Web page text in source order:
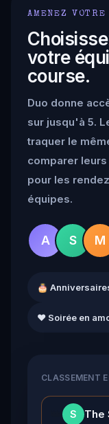
AMENEZ VOTRE
votre
course.
Duo donne
sur jusqu'à 5.
traquer le
comparer
pour les
équipes.
A S M
🎂
❤️ Soirée en
CLASSEMENT
S The